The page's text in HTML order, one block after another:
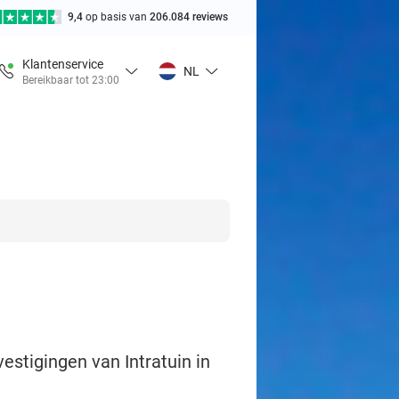
9,4 op basis van 206.084 reviews
Klantenservice
Bereikbaar tot 23:00
NL
van Intratuin in